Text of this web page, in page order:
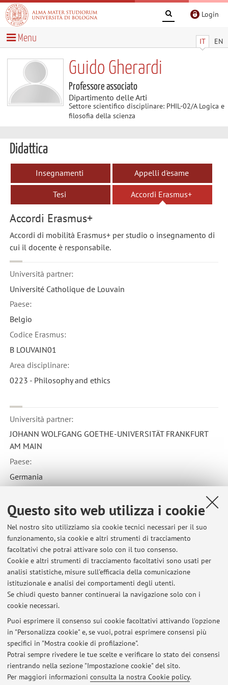
Questo sito web utilizza i cookie
Nel nostro sito utilizziamo sia cookie tecnici necessari per il suo
funzionamento, sia cookie e altri strumenti di tracciamento
facoltativi che potrai attivare solo con il tuo consenso.
Cookie e altri strumenti di tracciamento facoltativi sono usati per
analisi statistiche, misure sull'efficacia della comunicazione
istituzionale e analisi dei comportamenti degli utenti.
Se chiudi questo banner continuerai la navigazione solo con i
cookie necessari.
Puoi esprimere il consenso sui cookie facoltativi attivando l'opzione
in "Personalizza cookie" e, se vuoi, potrai esprimere consensi più
specifici in "Mostra cookie di profilazione".
Potrai sempre rivedere le tue scelte e verificare lo stato dei consensi
rientrando nella sezione "Impostazione cookie" del sito.
Per maggiori informazioni consulta la nostra Cookie policy.
Login
IT EN
Menu
Guido Gherardi
Professore associato
Dipartimento delle Arti
Settore scientifico disciplinare: PHIL-02/A Logica e
filosofia della scienza
Didattica
Insegnamenti Appelli d'esame
Tesi Accordi Erasmus+
Accordi Erasmus+
Accordi di mobilità Erasmus+ per studio o insegnamento di
cui il docente è responsabile.
Università partner:
Université Catholique de Louvain
Paese:
Belgio
Codice Erasmus:
B LOUVAIN01
Area disciplinare:
0223 - Philosophy and ethics
Università partner:
JOHANN WOLFGANG GOETHE-UNIVERSITÄT FRANKFURT
AM MAIN
Paese:
Germania
D FRANKFU01
Area disciplinare:
0223 - Philosophy and ethics
Risultati test Logica 12 crediti 07 Luglio 2026
Pubblicato il: 17 luglio 2026
Contatti
Pubblicato il: 13 dicembre 2015